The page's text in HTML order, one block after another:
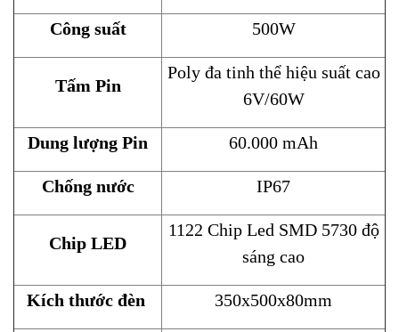
Công suất 500W
Tấm Pin
Poly đa tinh thể hiệu suất cao
6V/60W
Dung lượng Pin 60.000 mAh
Chống nước IP67
Chip LED
1122 Chip Led SMD 5730 độ
sáng cao
Kích thước đèn 350x500x80mm